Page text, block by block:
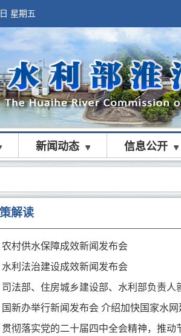
星期五
新闻动态 信息公开
解读
农村供水保障成效新闻发布会
水利法治建设成效新闻发布会
司法部、住房城乡建设部、水利部负责人
国新办举行新闻发布会 介绍加快国家水
贯彻落实党的二十届四中全会精神，推